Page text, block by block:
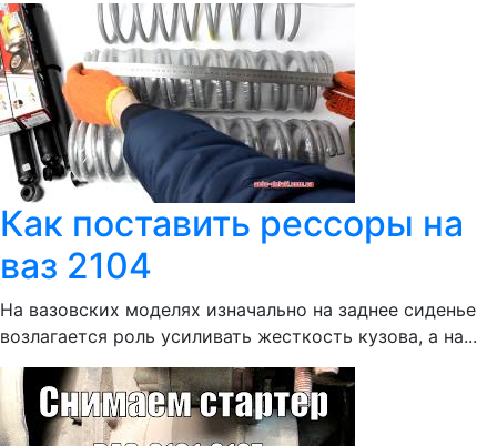
Как поставить рессоры на
ваз 2104
На вазовских моделях изначально на заднее сиденье
возлагается роль усиливать жесткость кузова, а на...